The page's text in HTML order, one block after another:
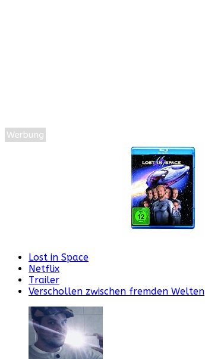
Werbung
Lost in Space
Netflix
Trailer
Verschollen zwischen fremden Welten